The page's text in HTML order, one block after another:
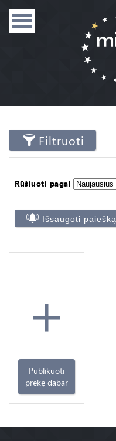
Filtruoti
Rūšiuoti pagal
Išsaugoti paiešką
+
Publikuoti
prekę dabar